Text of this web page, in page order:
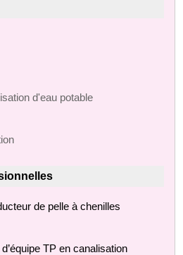
d'eau potable
de pelle à chenilles
TP en canalisation